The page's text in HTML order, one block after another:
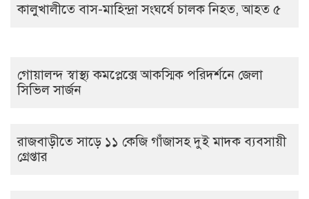
কালুখালীতে বাস-মাহিন্দ্রা সংঘর্ষে চালক নিহত, আহত ৫
গোয়ালন্দ স্বাস্থ্য কমপ্লেক্সে আকস্মিক পরিদর্শনে জেলা
সিভিল সার্জন
রাজবাড়ীতে সাড়ে ১১ কেজি গাঁজাসহ দুই মাদক ব্যবসায়ী
গ্রেপ্তার